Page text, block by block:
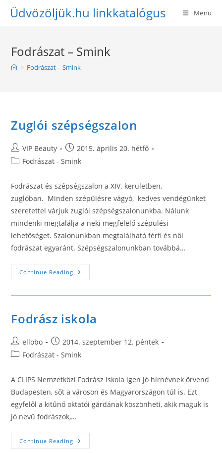
SkipÜdvözöljük.hu linkkatalógus Menu
Fodrászat – Smink
> Fodrászat – Smink
Zuglói szépségszalon
Post
author:
VIP Beauty
Post
published:
2015. április 20. hétfő
PostFodrászat - Smink
Fodrászat és szépségszalon a XIV. kerületben,
zuglóban. Minden szépülésre vágyó, kedves vendégünket
szeretettel várjuk zuglói szépségszalonunkba. Nálunk
mindenki megtalálja a neki megfelelő szépülési
lehetőséget. Szalonunkban megtalálható férfi és női
fodrászat egyaránt. Szépségszalonunkban továbbá…
Continue Reading Zuglói
Szépségszalon
Fodrász iskola
Post
author:
ellobo
Post
published:
2014. szeptember 12. péntek
PostFodrászat - Smink
A CLIPS Nemzetközi Fodrász Iskola igen jó hírnévnek örvend
Budapesten, sőt a városon és Magyarországon túl is. Ezt
egyfelől a kitűnő oktatói gárdának köszönheti, akik maguk is
jó nevű fodrászok,…
Continue Reading Fodrász
Iskola